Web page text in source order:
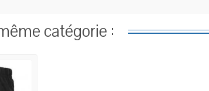
catégorie :